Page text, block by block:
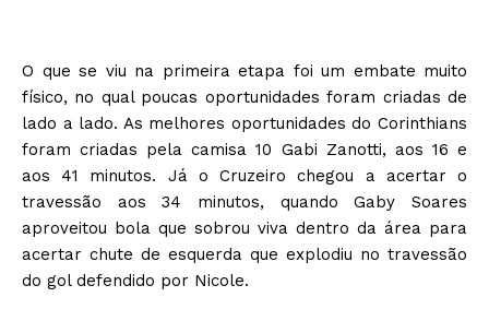
O que se viu na primeira etapa foi um embate muito
físico, no qual poucas oportunidades foram criadas de
lado a lado. As melhores oportunidades do Corinthians
foram criadas pela camisa 10 Gabi Zanotti, aos 16 e
aos 41 minutos. Já o Cruzeiro chegou a acertar o
travessão aos 34 minutos, quando Gaby Soares
aproveitou bola que sobrou viva dentro da área para
acertar chute de esquerda que explodiu no travessão
do gol defendido por Nicole.